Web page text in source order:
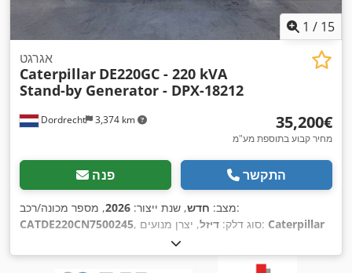
1 / 15
Dordrecht 3,374 km
אגרגט
Caterpillar DE220GC - 220 kVA
Stand-by Generator - DPX-18212
‏35,200 ‏€
מחיר קבוע בתוספת מע"מ
פנה התקשר
מצב: חדש, שנת ייצור: 2026
, מספר מכונה/רכב:
CATDE220CN7500245
, סוג דלק: דיזל , יצרן מנועים: Caterpillar